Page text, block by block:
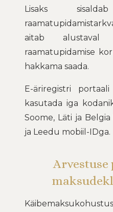
Lisaks
aitab alustaval
raamatupidamise
hakkama saada.
E-äriregistri
kasutada iga
Soome, Läti ja
ja Leedu mobiil-IDga.
Arvestuse